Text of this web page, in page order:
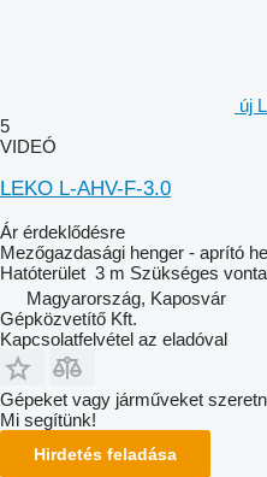
új
5
VIDEÓ
LEKO L-AHV-F-3.0
Ár érdeklődésre
Mezőgazdasági henger - aprító
Hatóterület 3 m Szükséges
Magyarország, Kaposvár
Gépközvetítő Kft.
Kapcsolatfelvétel az eladóval
Gépeket vagy járműveket
Mi segítünk!
Hirdetés feladása